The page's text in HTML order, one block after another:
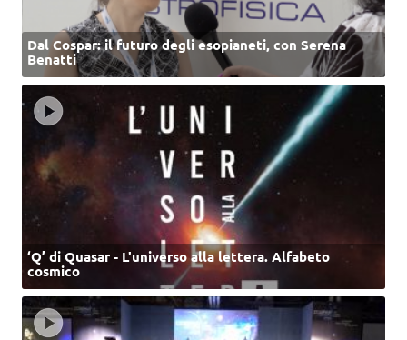
Dal Cospar: il futuro degli esopianeti, con Serena
Benatti
‘Q’ di Quasar - L'universo alla lettera. Alfabeto
cosmico